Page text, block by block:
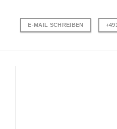
E-MAIL SCHREIBEN